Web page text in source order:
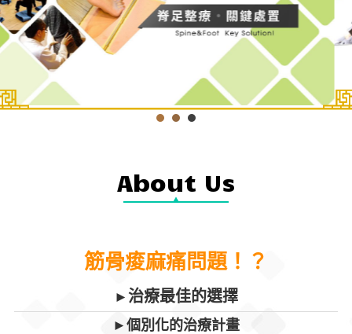
About Us
筋骨痠麻痛問題！？
► 治療最佳的選擇
►個別化的治療計畫